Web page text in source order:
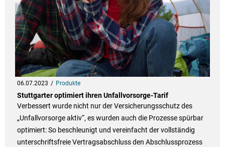
06.07.2023 Produkte
Stuttgarter optimiert ihren Unfallvorsorge-Tarif
Verbessert wurde nicht nur der Versicherungsschutz des
„Unfallvorsorge aktiv“, es wurden auch die Prozesse spürbar
optimiert: So beschleunigt und vereinfacht der vollständig
unterschriftsfreie Vertragsabschluss den Abschlussprozess